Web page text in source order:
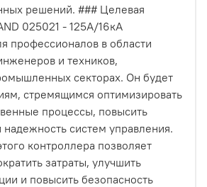
решений. ### Целевая
025021 - 125А/16кА
профессионалов в области
и техников,
секторах. Он будет
стремящимся оптимизировать
процессы, повысить
систем управления.
контроллера позволяет
затраты, улучшить
и повысить безопасность